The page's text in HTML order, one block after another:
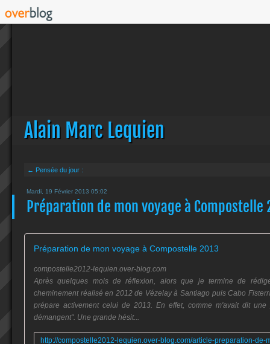
Alain Marc Lequien
← Pensée du jour :
Mardi, 19 Février 2013 05:02
Préparation de mon voyage à Compostelle
Préparation de mon voyage à Compostelle 2013
compostelle2012-lequien.over-blog.com
Après quelques mois de réflexion, alors que je termine de
cheminement réalisé en 2012 de Vézelay à Santiago puis Cabo
prépare activement celui de 2013. En effet, comme m'avait dit
démangent". Une grande hésit...